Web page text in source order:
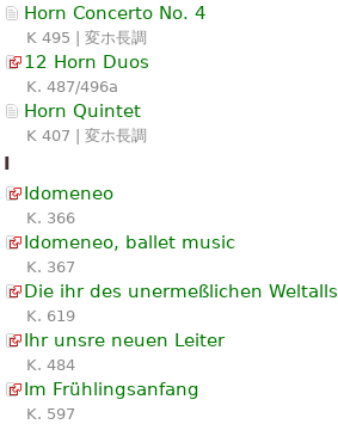
Horn Concerto No. 4
K 495 | 変ホ長調
12 Horn Duos
K. 487/496a
Horn Quintet
K 407 | 変ホ長調
I
Idomeneo
K. 366
Idomeneo, ballet music
K. 367
Die ihr des unermeßlichen Weltalls
K. 619
Ihr unsre neuen Leiter
K. 484
Im Frühlingsanfang
K. 597